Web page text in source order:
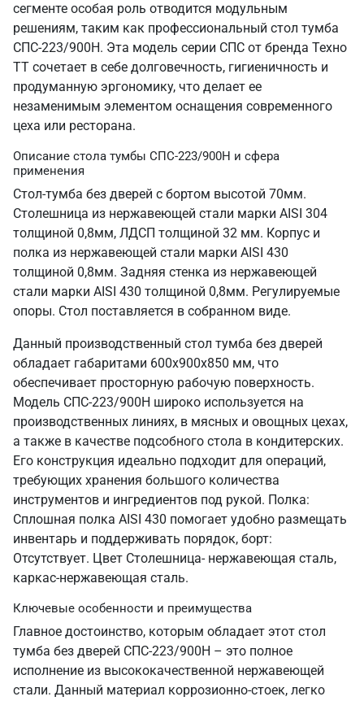
сегменте особая роль отводится модульным
решениям, таким как профессиональный стол тумба
СПС-223/900Н. Эта модель серии СПС от бренда Техно
ТТ сочетает в себе долговечность, гигиеничность и
продуманную эргономику, что делает ее
незаменимым элементом оснащения современного
цеха или ресторана.
Описание стола тумбы СПС-223/900Н и сфера
применения
Стол-тумба без дверей с бортом высотой 70мм.
Столешница из нержавеющей стали марки AISI 304
толщиной 0,8мм, ЛДСП толщиной 32 мм. Корпус и
полка из нержавеющей стали марки AISI 430
толщиной 0,8мм. Задняя стенка из нержавеющей
стали марки AISI 430 толщиной 0,8мм. Регулируемые
опоры. Стол поставляется в собранном виде.
Данный производственный стол тумба без дверей
обладает габаритами 600х900х850 мм, что
обеспечивает просторную рабочую поверхность.
Модель СПС-223/900Н широко используется на
производственных линиях, в мясных и овощных цехах,
а также в качестве подсобного стола в кондитерских.
Его конструкция идеально подходит для операций,
требующих хранения большого количества
инструментов и ингредиентов под рукой. Полка:
Сплошная полка AISI 430 помогает удобно размещать
инвентарь и поддерживать порядок, борт:
Отсутствует. Цвет Столешница- нержавеющая сталь,
каркас-нержавеющая сталь.
Ключевые особенности и преимущества
Главное достоинство, которым обладает этот стол
тумба без дверей СПС-223/900Н – это полное
исполнение из высококачественной нержавеющей
стали. Данный материал коррозионно-стоек, легко